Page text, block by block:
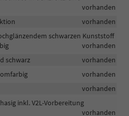
vorhanden
vorhanden
schwarzen Kunststoff
vorhanden
schwarz
vorhanden
vorhanden
vorhanden
inkl. V2L-Vorbereitung
vorhanden